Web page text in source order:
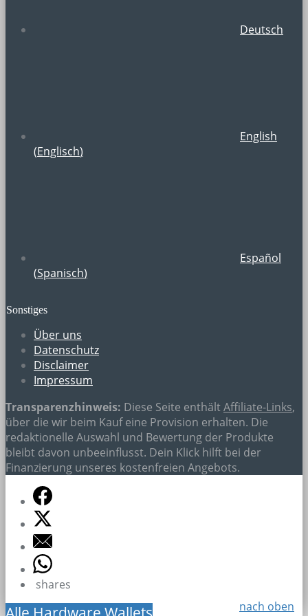
Deutsch
English
(Englisch)
Español
(Spanisch)
Sonstiges
Über uns
Datenschutz
Disclaimer
Impressum
Transparenzhinweis: Diese Seite enthältAffiliate-Links,
über die wir beim Kauf eine Provision erhalten. Die
redaktionelle Auswahl und Bewertung der Produkte
bleibt davon unbeeinflusst. Dein Klick hilft bei der
Finanzierung unseres kostenfreien Angebots.
shares
nach oben